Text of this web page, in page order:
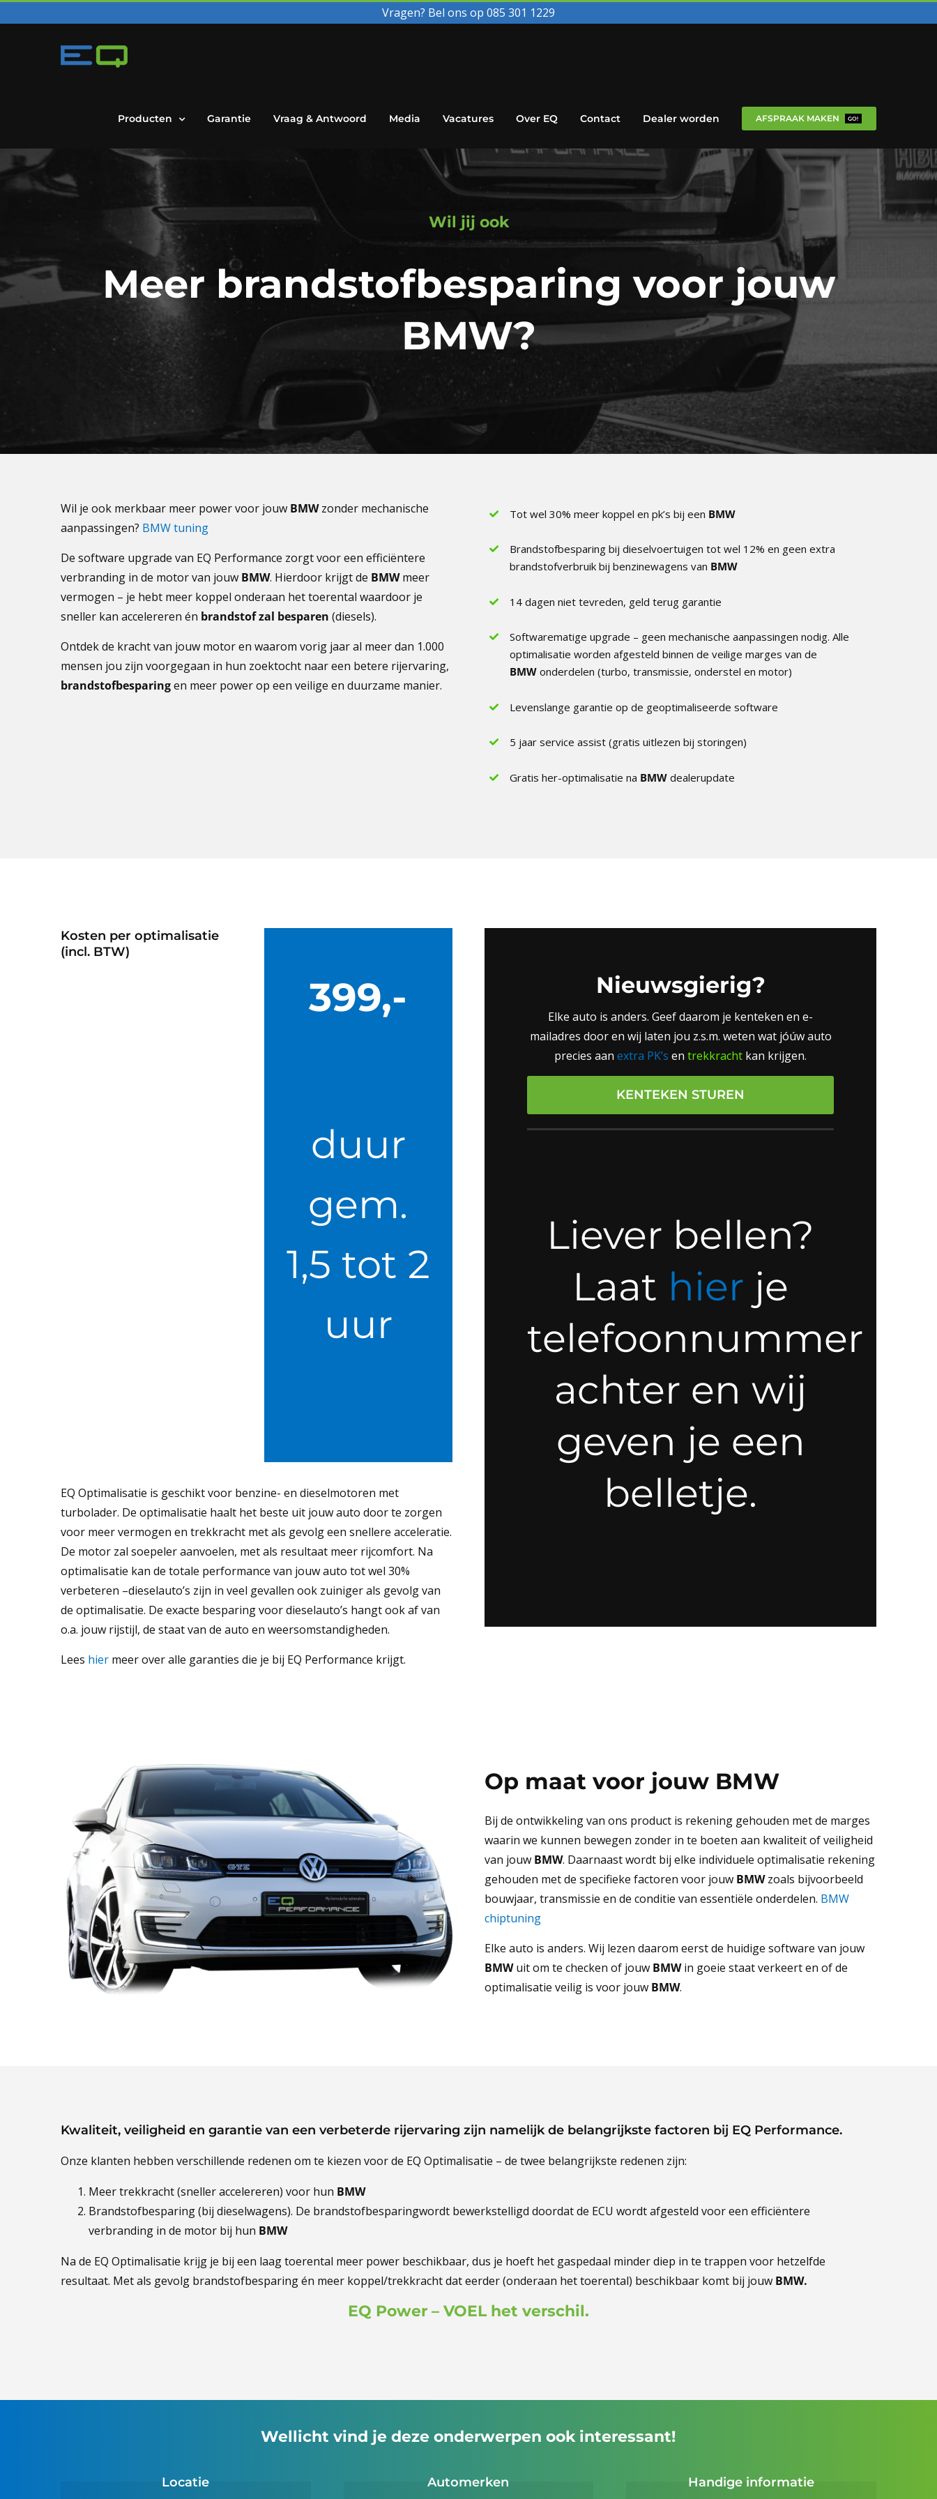
to
Vragen? Bel ons op 085 301 1229
Producten Garantie Vraag & Antwoord Media Vacatures Over EQ Contact Dealer worden AFSPRAAK MAKEN GO!
Wil jij ook
Meer brandstofbesparing voor jouw
BMW?
Wil je ook merkbaar meer power voor jouw BMWzonder mechanische
aanpassingen? BMW tuning
De software upgrade van EQ Performance zorgt voor een efficiëntere
verbranding in de motor van jouw BMW. Hierdoor krijgt de BMWmeer
vermogen – je hebt meer koppel onderaan het toerental waardoor je
sneller kan accelereren én brandstof zal besparen (diesels).
Ontdek de kracht van jouw motor en waarom vorig jaar al meer dan 1.000
mensen jou zijn voorgegaan in hun zoektocht naar een betere rijervaring,
brandstofbesparingen meer power op een veilige en duurzame manier.
Tot wel 30% meer koppel en pk’s bij een BMW
Brandstofbesparing bij dieselvoertuigen tot wel 12% en geen extra
brandstofverbruik bij benzinewagens van BMW
14 dagen niet tevreden, geld terug garantie
Softwarematige upgrade – geen mechanische aanpassingen nodig. Alle
optimalisatie worden afgesteld binnen de veilige marges van de
BMW onderdelen (turbo, transmissie, onderstel en motor)
Levenslange garantie op de geoptimaliseerde software
5 jaar service assist (gratis uitlezen bij storingen)
Gratis her-optimalisatie na BMWdealerupdate
Kosten per optimalisatie
(incl. BTW)
399,-
duur
gem.
1,5 tot 2
uur
EQ Optimalisatie is geschikt voor benzine- en dieselmotoren met
turbolader. De optimalisatie haalt het beste uit jouw auto door te zorgen
voor meer vermogen en trekkracht met als gevolg een snellere acceleratie.
De motor zal soepeler aanvoelen, met als resultaat meer rijcomfort. Na
optimalisatie kan de totale performance van jouw auto tot wel 30%
verbeteren –dieselauto’s zijn in veel gevallen ook zuiniger als gevolg van
de optimalisatie. De exacte besparing voor dieselauto’s hangt ook af van
o.a. jouw rijstijl, de staat van de auto en weersomstandigheden.
Lees hiermeer over alle garanties die je bij EQ Performance krijgt.
Nieuwsgierig?
Elke auto is anders. Geef daarom je kenteken en e-
mailadres door en wij laten jou z.s.m. weten wat jóúw auto
precies aan extra PK’s en trekkracht kan krijgen.
KENTEKEN STUREN
Liever bellen?
Laat hier je
telefoonnummer
achter en wij
geven je een
belletje.
Op maat voor jouw BMW
Bij de ontwikkeling van ons product is rekening gehouden met de marges
waarin we kunnen bewegen zonder in te boeten aan kwaliteit of veiligheid
van jouw BMW. Daarnaast wordt bij elke individuele optimalisatie rekening
gehouden met de specifieke factoren voor jouw BMWzoals bijvoorbeeld
bouwjaar, transmissie en de conditie van essentiële onderdelen. BMW
chiptuning
Elke auto is anders. Wij lezen daarom eerst de huidige software van jouw
BMWuit om te checken of jouw BMW in goeie staat verkeert en of de
optimalisatie veilig is voor jouw BMW.
Kwaliteit, veiligheid en garantie van een verbeterde rijervaring zijn namelijk de belangrijkste factoren bij EQ Performance.
Onze klanten hebben verschillende redenen om te kiezen voor de EQ Optimalisatie – de twee belangrijkste redenen zijn:
Meer trekkracht (sneller accelereren) voor hun BMW
Brandstofbesparing (bij dieselwagens). De brandstofbesparingwordt bewerkstelligd doordat de ECU wordt afgesteld voor een efficiëntere
verbranding in de motor bij hun BMW
Na de EQ Optimalisatie krijg je bij een laag toerental meer power beschikbaar, dus je hoeft het gaspedaal minder diep in te trappen voor hetzelfde
resultaat. Met als gevolg brandstofbesparing én meer koppel/trekkracht dat eerder (onderaan het toerental) beschikbaar komt bij jouw BMW.
EQ Power – VOEL het verschil.
Wellicht vind je deze onderwerpen ook interessant!
Locatie Automerken Handige informatie